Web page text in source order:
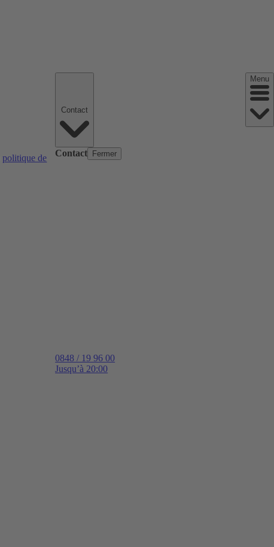
politique de
Contact Fermer
0848 / 19 96 00
Jusqu’à 20:00
Menu